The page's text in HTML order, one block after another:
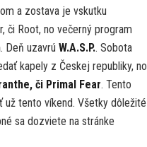
a zostava je vskutku
či Root, no večerný program
. Deň uzavrú W.A.S.P.. Sobota
kapely z Českej republiky, no
či Primal Fear. Tento
tento víkend. Všetky dôležité
sa dozviete na stránke